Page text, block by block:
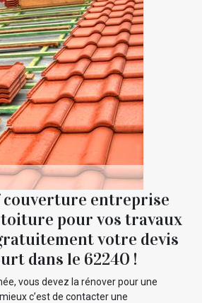
couverture entreprise
pour vos travaux
votre devis
dans le 62240 !
vous devez la rénover pour une
c’est de contacter une